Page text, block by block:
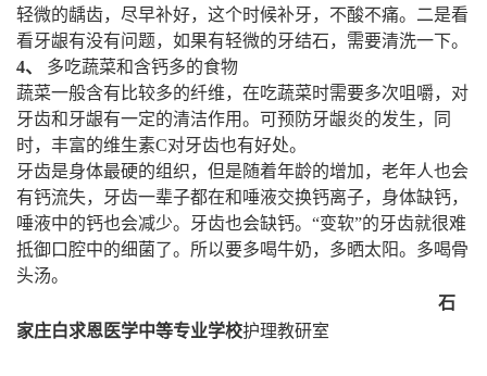
轻微的龋齿，尽早补好，这个时候补牙，不酸不痛。二是看
看牙龈有没有问题，如果有轻微的牙结石，需要清洗一下。
4、
多吃蔬菜和含钙多的食物
蔬菜一般含有比较多的纤维，在吃蔬菜时需要多次咀嚼，对
牙齿和牙龈有一定的清洁作用。可预防牙龈炎的发生，同
时，丰富的维生素C对牙齿也有好处。
牙齿是身体最硬的组织，但是随着年龄的增加，老年人也会
有钙流失，牙齿一辈子都在和唾液交换钙离子，身体缺钙，
唾液中的钙也会减少。牙齿也会缺钙。“变软”的牙齿就很难
抵御口腔中的细菌了。所以要多喝牛奶，多晒太阳。多喝骨
头汤。
石
家庄白求恩医学中等专业学校护理教研室